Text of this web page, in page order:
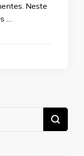
Neste
…